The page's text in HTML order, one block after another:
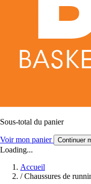
Sous-total du panier
Voir mon panier Continuer
Loading...
Accueil
/ Chaussures de